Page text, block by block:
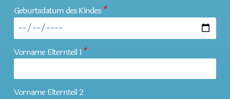
Geburtsdatum des Kindes *
Vorname Elternteil 1 *
Vorname Elternteil 2